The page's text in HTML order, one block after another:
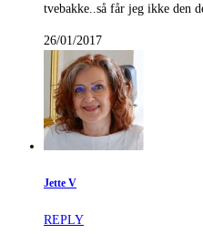
tvebakke..så får jeg ikke den
26/01/2017
Jette V
REPLY